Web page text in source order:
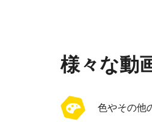
様々な動
色やその他